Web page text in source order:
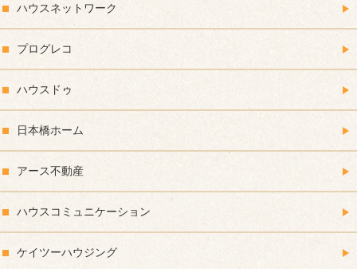
ハウスネットワーク
プログレコ
ハウスドゥ
日本橋ホーム
アース不動産
ハウスコミュニケーション
ケイツーハウジング